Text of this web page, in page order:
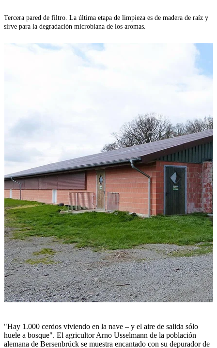
Tercera pared de filtro. La última etapa de limpieza es de madera de raíz y
sirve para la degradación microbiana de los aromas.
"Hay 1.000 cerdos viviendo en la nave – y el aire de salida sólo
huele a bosque". El agricultor Arno Usselmann de la población
alemana de Bersenbrück se muestra encantado con su depurador de